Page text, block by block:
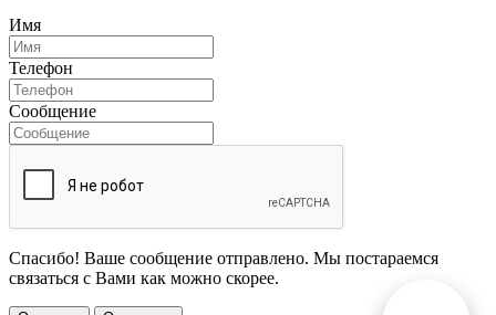
Имя
Телефон
Сообщение
Спасибо! Ваше сообщение отправлено. Мы постараемся
связаться с Вами как можно скорее.